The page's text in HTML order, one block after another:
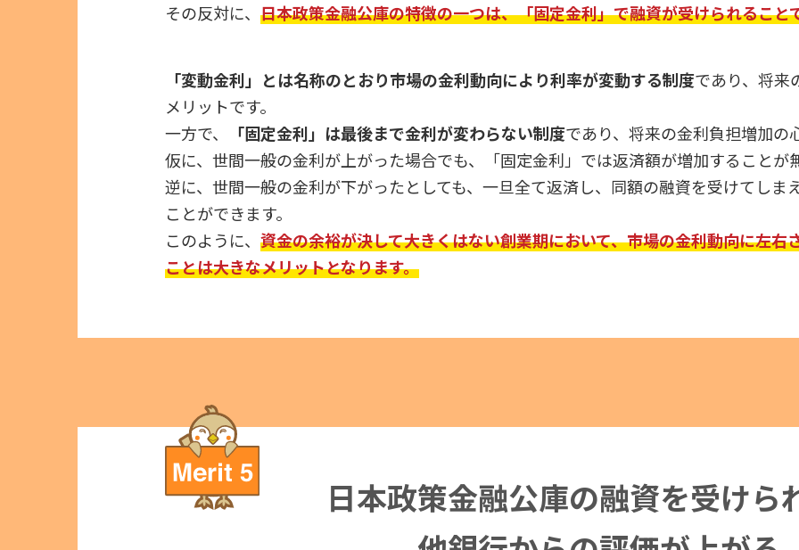
その反対に、 日本政策金融公庫の特徴の一つは、「固定金利」で融資が受けられること
「変動金利」とは名称のとおり市場の金利動向により利率が変動する制度であり、将来
メリットです。
一方で、
「固定金利」は最後まで金利が変わらない制度であり、将来の金利負担増加の
仮に、世間一般の金利が上がった場合でも、「固定金利」では返済額が増加することが
逆に、世間一般の金利が下がったとしても、一旦全て返済し、同額の融資を受けてしま
ことができます。
このように、 資金の余裕が決して大きくはない創業期において、市場の金利動向に左右
ことは大きなメリットとなります。
日本政策金融公庫の融資を受けら